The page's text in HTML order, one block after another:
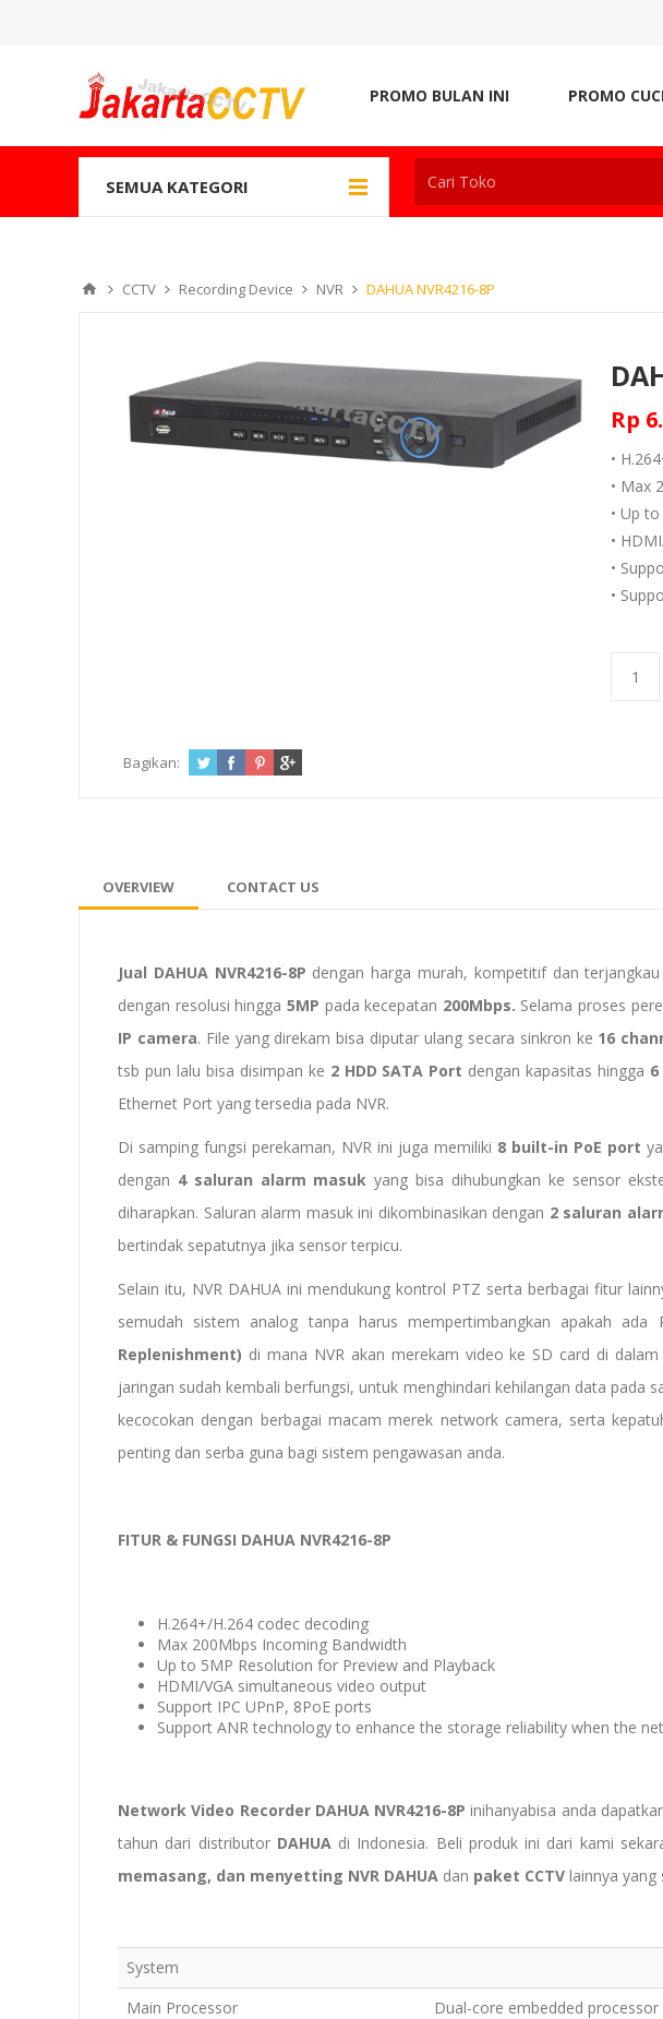
PROMO BULAN INI PROMO
SEMUA KATEGORI
CCTV Recording Device NVR DAHUA NVR4216-8P
Rp
•
• Max
• Up
•
•
•
Bagikan:
OVERVIEW CONTACT US
Jual DAHUA NVR4216-8P dengan harga murah, kompetitif dan terjangkau
dengan resolusi hingga 5MP pada kecepatan 200Mbps. Selama proses
IP camera. File yang direkam bisa diputar ulang secara sinkron ke 16
tsb pun lalu bisa disimpan ke 2 HDD SATA Port dengan kapasitas hingga 6
Ethernet Port yang tersedia pada NVR.
Di samping fungsi perekaman, NVR ini juga memiliki 8 built-in PoE port
dengan 4 saluran alarm masuk yang bisa dihubungkan ke sensor
diharapkan. Saluran alarm masuk ini dikombinasikan dengan 2 saluran
bertindak sepatutnya jika sensor terpicu.
Selain itu, NVR DAHUA ini mendukung kontrol PTZ serta berbagai fitur
semudah sistem analog tanpa harus mempertimbangkan apakah
Replenishment) di mana NVR akan merekam video ke SD card di
jaringan sudah kembali berfungsi, untuk menghindari kehilangan data pada
kecocokan dengan berbagai macam merek network camera, serta
penting dan serba guna bagi sistem pengawasan anda.
FITUR & FUNGSI DAHUA NVR4216-8P
H.264+/H.264 codec decoding
Max 200Mbps Incoming Bandwidth
Up to 5MP Resolution for Preview and Playback
HDMI/VGA simultaneous video output
Support IPC UPnP, 8PoE ports
Support ANR technology to enhance the storage reliability when the
Network Video Recorder DAHUA NVR4216-8Pinihanyabisa anda
tahun dari distributor DAHUA di Indonesia. Beli produk ini dari kami
memasang, dan menyetting NVR DAHUA dan paket CCTV lainnya yang
System
Main Processor
Dual-core embedded processor